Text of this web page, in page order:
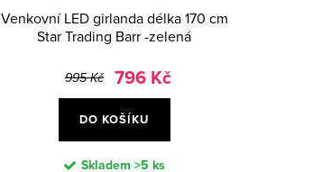
Venkovní LED girlanda délka 170 cm
Star Trading Barr -zelená
995 Kč 796 Kč
DO KOŠÍKU
Skladem >5 ks